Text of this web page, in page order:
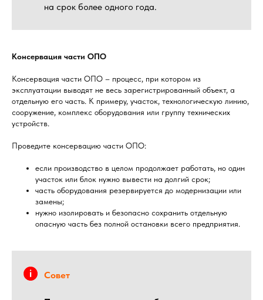
на срок более одного года.
Консервация части ОПО
Консервация части ОПО – процесс, при котором из
эксплуатации выводят не весь зарегистрированный объект, а
отдельную его часть. К примеру, участок, технологическую линию,
сооружение, комплекс оборудования или группу технических
устройств.
Проведите консервацию части ОПО:
если производство в целом продолжает работать, но один
участок или блок нужно вывести на долгий срок;
часть оборудования резервируется до модернизации или
замены;
нужно изолировать и безопасно сохранить отдельную
опасную часть без полной остановки всего предприятия.
Совет